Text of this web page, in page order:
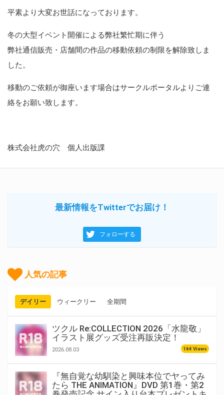
平素より大変お世話になっております。
冬の大型イベント開催による弊社繁忙期に伴う
弊社通信販売・店舗間の作品の移動依頼の制限を解除致しま
した。
移動のご依頼が御座います場合はサークルポータルよりご連
絡をお願い致します。
株式会社虎の穴 個人出版課
最新情報をTwitterでお届け！
フォローする
人気の記事
デイリー ウィークリー 全期間
ツクル Re:COLLECTION 2026「水龍敬」
イラスト展グッズ受注再販決定！
2026.08.03 164 Views
『無自覚な幼馴染と興味本位でヤってみ
たら THE ANIMATION』DVD 第1巻・第2